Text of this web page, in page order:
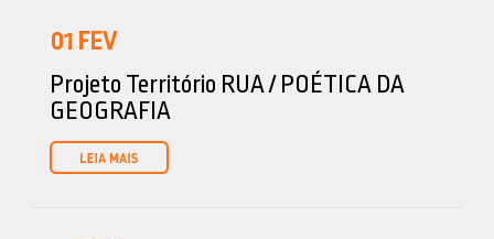
01 FEV
Projeto Território RUA / POÉTICA DA
GEOGRAFIA